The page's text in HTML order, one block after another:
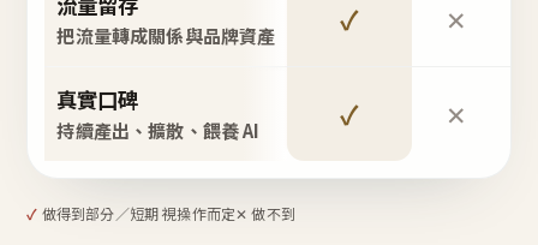
把流量轉成關係與品牌資產 ✓ ✕
真實口碑
持續產出、擴散、餵養 AI ✓ ✕
✓ 做得到部分／短期 視操作而定✕ 做不到